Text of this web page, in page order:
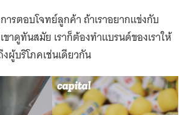
รตอบโจทย์ลูกค้า ถ้าเราอยากแข่งกับ
าดูทันสมัย เราก็ต้องทำแบรนด์ของเราให้
ผู้บริโภคเช่นเดียวกัน